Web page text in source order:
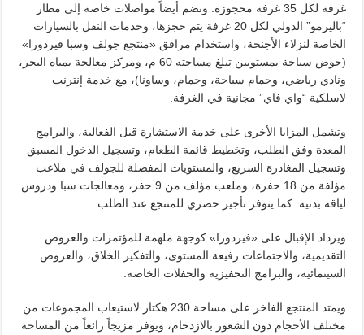
غرفة لكل 35 غرفة محجوزة. وتضم أيضاً مواصلات خاصة إلى مطار
“باليرمو” الدولي لكل 20 غرفة يتم حجزها، وخدمات النقل بالسيارات
الخاصة لنزلاء الأجنحة، واستخدام مرافق «منتجع جولف وسبا فيردورا»
(حوض سباحة بمستويين تبلغ مساحته 60 م، ومركز معالجة بمياه البحر،
ونادي رياضي، وحمام سباحة، وحمام، وساونا)، مع خدمة إنترنت
لاسلكية “واي فاي” مجانية في الغرفة.
وتشمل المزايا الأخرى على خدمة الاستشارة قبل الفعالية، والبرامج
المعدة وفق الطلب، وتخطيط قائمة الطعام، وتسجيل الدخول المسبق
وتسجيل المغادرة السريع، والمستويات المفضلة للجولف في ملاعب
مؤلفة من 18 حفرة، وملعب مؤلف من 9 حفر، ومعالجات سبا ودروس
لياقة بدنية. كما يتوفر تأجير حصري للمنتجع عند الطلب.
ويزداد الإقبال على «فيردورا» كوجهة ملهمة للمؤتمرات والعروض
التقديمية، والاجتماعات رفيعة المستوى، والتفكير الخلاق، والعروض
السينمائية، والبرامج التحفيزية والحفلات الخاصة.
ويمتد المنتجع الفاخر على مساحة 230 هكتار لاستيعاب المجموعات من
مختلف الأحجام دون الشعور بالازدحام، ويوفر مزيجاً رائعاً من المساحة